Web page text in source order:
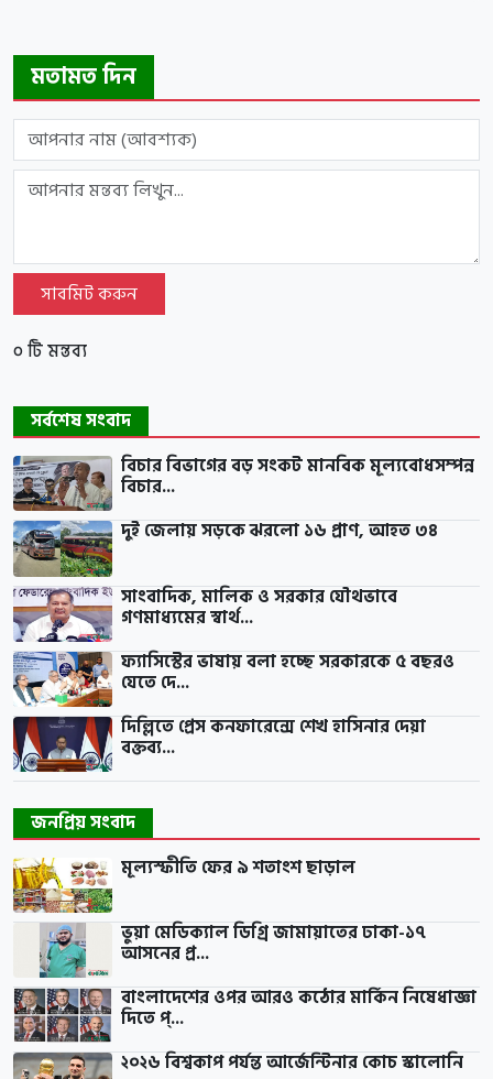
মতামত দিন
সাবমিট করুন
০ টি মন্তব্য
সর্বশেষ সংবাদ
বিচার বিভাগের বড় সংকট মানবিক মূল্যবোধসম্পন্ন
বিচার...
দুই জেলায় সড়কে ঝরলো ১৬ প্রাণ, আহত ৩৪
সাংবাদিক, মালিক ও সরকার যৌথভাবে
গণমাধ্যমের স্বার্থ...
ফ্যাসিস্টের ভাষায় বলা হচ্ছে সরকারকে ৫ বছরও
যেতে দে...
দিল্লিতে প্রেস কনফারেন্সে শেখ হাসিনার দেয়া
বক্তব্য...
জনপ্রিয় সংবাদ
মূল্যস্ফীতি ফের ৯ শতাংশ ছাড়াল
ভুয়া মেডিক্যাল ডিগ্রি জামায়াতের ঢাকা-১৭
আসনের প্র...
বাংলাদেশের ওপর আরও কঠোর মার্কিন নিষেধাজ্ঞা
দিতে প্...
২০২৬ বিশ্বকাপ পর্যন্ত আর্জেন্টিনার কোচ স্কালোনি